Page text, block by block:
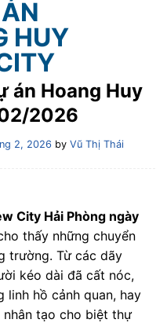
án Hoang Huy
2026
2, 2026 by Vũ Thị Thái
City Hải Phòng ngày
thấy những chuyển
trường. Từ các dãy
kéo dài đã cất nóc,
linh hồ cảnh quan, hay
nhân tạo cho biệt thự